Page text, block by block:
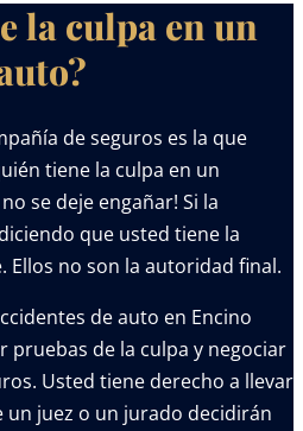
la culpa en un
de seguros es la que
tiene la culpa en un
se deje engañar! Si la
que usted tiene la
Ellos no son la autoridad final.
de auto en Encino
pruebas de la culpa y negociar
Usted tiene derecho a llevar
un juez o un jurado decidirán